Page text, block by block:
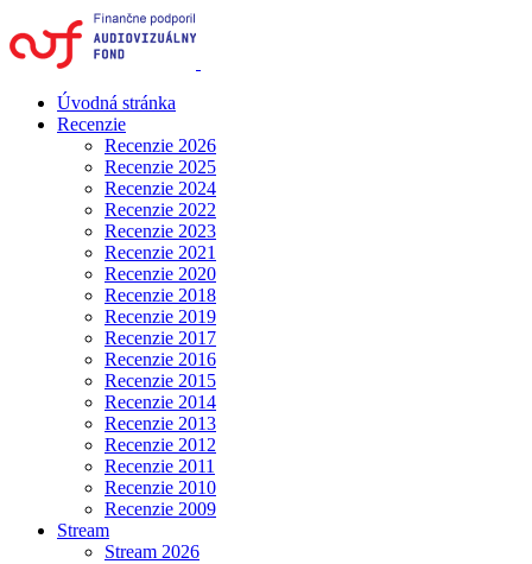
Úvodná stránka
Recenzie
Recenzie 2026
Recenzie 2025
Recenzie 2024
Recenzie 2022
Recenzie 2023
Recenzie 2021
Recenzie 2020
Recenzie 2018
Recenzie 2019
Recenzie 2017
Recenzie 2016
Recenzie 2015
Recenzie 2014
Recenzie 2013
Recenzie 2012
Recenzie 2011
Recenzie 2010
Recenzie 2009
Stream
Stream 2026